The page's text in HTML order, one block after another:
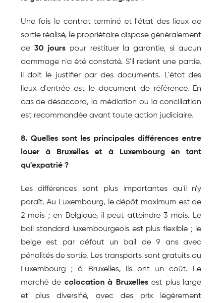
Une fois le contrat terminé et l'état des lieux de
sortie réalisé, le propriétaire dispose généralement
de 30 jours pour restituer la garantie, si aucun
dommage n'a été constaté. S'il retient une partie,
il doit le justifier par des documents. L'état des
lieux d'entrée est le document de référence. En
cas de désaccord, la médiation ou la conciliation
est recommandée avant toute action judiciaire.
8. Quelles sont les principales différences entre
louer à Bruxelles et à Luxembourg en tant
qu'expatrié ?
Les différences sont plus importantes qu'il n'y
paraît. Au Luxembourg, le dépôt maximum est de
2 mois ; en Belgique, il peut atteindre 3 mois. Le
bail standard luxembourgeois est plus flexible ; le
belge est par défaut un bail de 9 ans avec
pénalités de sortie. Les transports sont gratuits au
Luxembourg ; à Bruxelles, ils ont un coût. Le
marché de colocation à Bruxelles est plus large
et plus diversifié, avec des prix légèrement